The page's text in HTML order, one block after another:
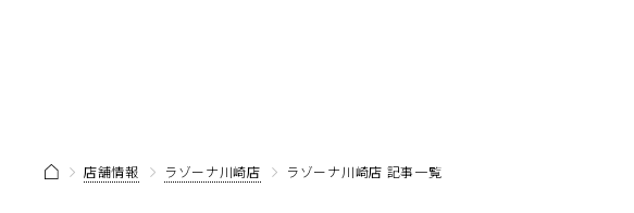
店舗情報 ラゾーナ川崎店 ラゾーナ川崎店 記事一覧